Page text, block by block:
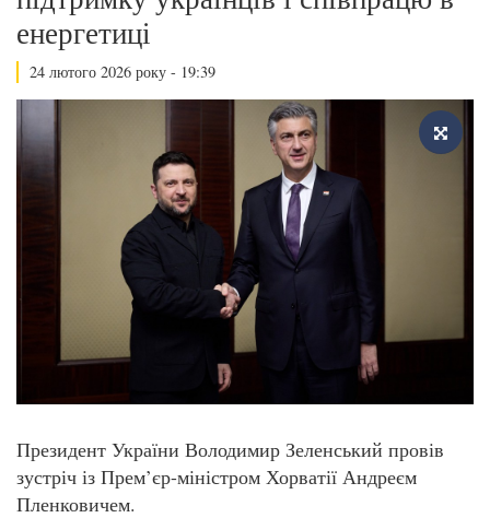
енергетиці
24 лютого 2026 року - 19:39
Президент України Володимир Зеленський провів
зустріч із Прем’єр-міністром Хорватії Андреєм
Пленковичем.